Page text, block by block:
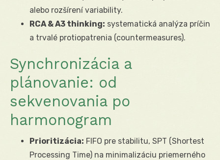
alebo rozšírení variability.
RCA & A3 thinking: systematická analýza príčin
a trvalé protiopatrenia (countermeasures).
Synchronizácia a
plánovanie: od
sekvenovania po
harmonogram
Prioritizácia: FIFO pre stabilitu, SPT (Shortest
Processing Time) na minimalizáciu priemerného